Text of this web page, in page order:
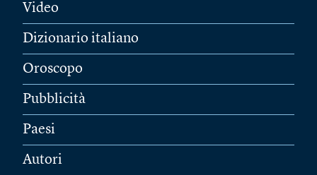
Video
Dizionario italiano
Oroscopo
Pubblicità
Paesi
Autori